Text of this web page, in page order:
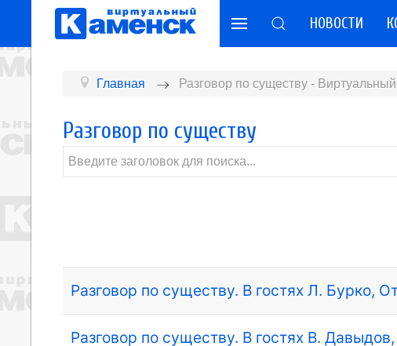
НОВОСТИ
Главная Разговор по существу -
Разговор по существу
Разговор по существу. В гостях Л. Бурко,
Разговор по существу. В гостях В.